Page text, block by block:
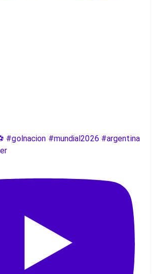
#golnacion #mundial2026 #argentina